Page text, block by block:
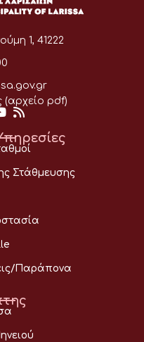
1, 41222
(αρχείο pdf)
Στάθμευσης
Παράπονα